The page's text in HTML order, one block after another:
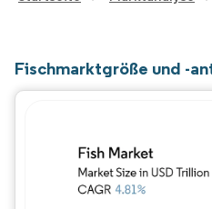
Fischmarktgröße und -